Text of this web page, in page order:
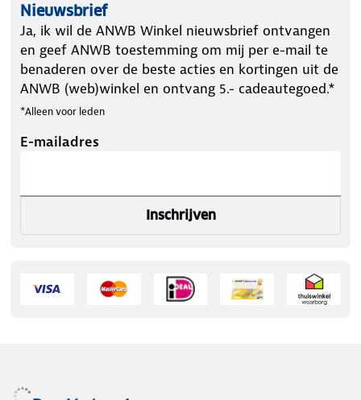
Nieuwsbrief
Ja, ik wil de ANWB Winkel nieuwsbrief ontvangen
en geef ANWB toestemming om mij per e-mail te
benaderen over de beste acties en kortingen uit de
ANWB (web)winkel en ontvang 5.- cadeautegoed.*
*Alleen voor leden
E-mailadres
Inschrijven